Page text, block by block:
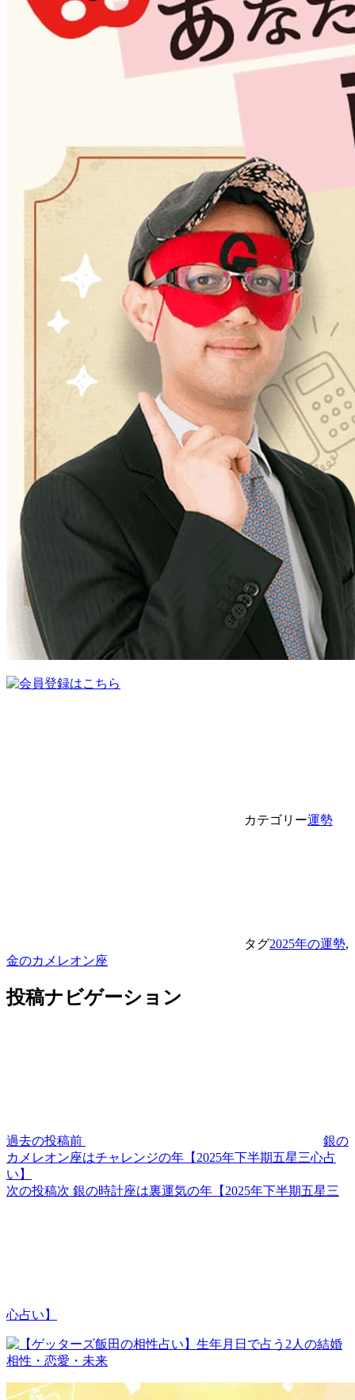
カテゴリー運勢
タグ2025年の運勢,
金のカメレオン座
投稿ナビゲーション
過去の投稿前
銀の
カメレオン座はチャレンジの年【2025年下半期五星三心占
い】
次の投稿次 銀の時計座は裏運気の年【2025年下半期五星三
心占い】